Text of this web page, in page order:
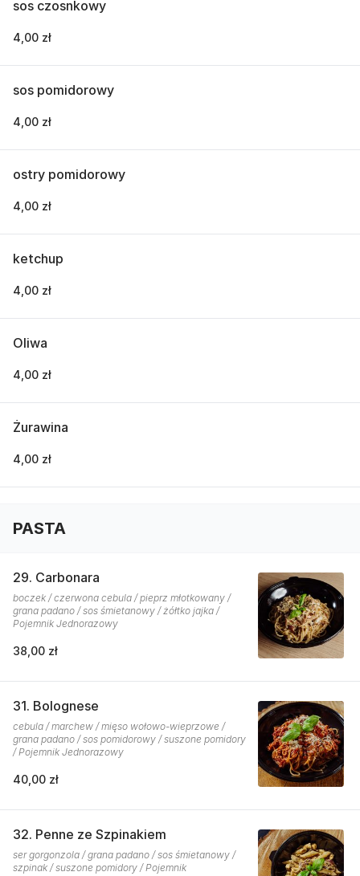
sos czosnkowy
4,00 zł
sos pomidorowy
4,00 zł
ostry pomidorowy
4,00 zł
ketchup
4,00 zł
Oliwa
4,00 zł
Żurawina
4,00 zł
PASTA
29. Carbonara
boczek / czerwona cebula / pieprz młotkowany /
grana padano / sos śmietanowy / żółtko jajka /
Pojemnik Jednorazowy
38,00 zł
31. Bolognese
cebula / marchew / mięso wołowo-wieprzowe /
grana padano / sos pomidorowy / suszone pomidory
/ Pojemnik Jednorazowy
40,00 zł
32. Penne ze Szpinakiem
ser gorgonzola / grana padano / sos śmietanowy /
szpinak / suszone pomidory / Pojemnik